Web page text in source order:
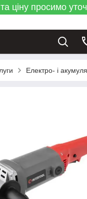
ціну просимо
Електро- і